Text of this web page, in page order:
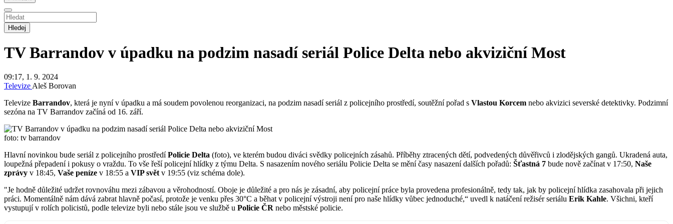
Hledej
TV Barrandov v úpadku na podzim nasadí seriál Police Delta nebo akviziční Most
09:17, 1. 9. 2024
TelevizeAleš Borovan
Televize Barrandov, která je nyní v úpadku a má soudem povolenou reorganizaci, na podzim nasadí seriál z policejního prostředí, soutěžní pořad s Vlastou Korcem nebo akvizici severské detektivky. Podzimní
sezóna na TV Barrandov začíná od 16. září.
foto: tv barrandov
Hlavní novinkou bude seriál z policejního prostředíPolicie Delta (foto), ve kterém budou diváci svědky policejních zásahů. Příběhy ztracených dětí, podvedených důvěřivců i zlodějských gangů. Ukradená auta,
loupežná přepadení i pokusy o vraždu. To vše řeší policejní hlídky z týmu Delta. S nasazením nového seriálu Policie Delta se mění časy nasazení dalších pořadů: Šťastná 7 bude nově začínat v 17:50, Naše
zprávy v 18:45, Vaše peníze v 18:55 a VIP světv 19:55 (viz schéma dole).
"Je hodně důležité udržet rovnováhu mezi zábavou a věrohodností. Oboje je důležité a pro nás je zásadní, aby policejní práce byla provedena profesionálně, tedy tak, jak by policejní hlídka zasahovala při jejich
práci. Momentálně nám dává zabrat hlavně počasí, protože je venku přes 30°C a běhat v policejní výstroji není pro naše hlídky vůbec jednoduché,“ uvedl k natáčení režisér seriálu Erik Kahle. Všichni, kteří
vystupují v rolích policistů, podle televize byli nebo stále jsou ve službě u Policie ČR nebo městské policie.